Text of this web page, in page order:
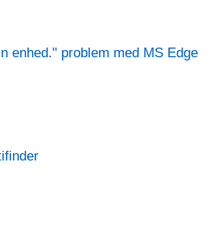
enhed." problem med MS Edge